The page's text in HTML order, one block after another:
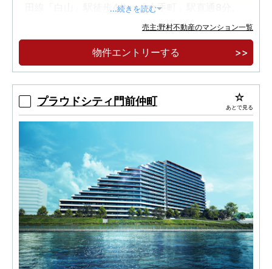
田線「白山」駅徒歩4分。「大手町」駅直通8分。
プライバシーを重視した1フロア最大5邸・角住
戸率80％以上。
...続きを読む
売主:野村不動産のマンション一覧
物件エントリーする
プラウドシティ門前仲町 あとで見る